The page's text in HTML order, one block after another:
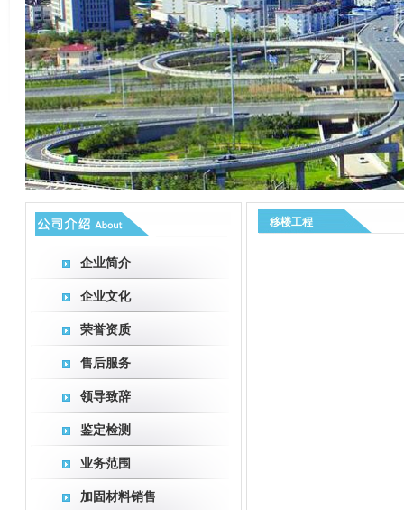
企业简介
企业文化
荣誉资质
售后服务
领导致辞
鉴定检测
业务范围
加固材料销售
移楼工程